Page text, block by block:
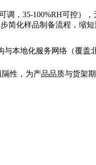
，35-100%RH可控）
简化样品制备流程，缩短
本地化服务网络（覆盖
性，为产品品质与货架